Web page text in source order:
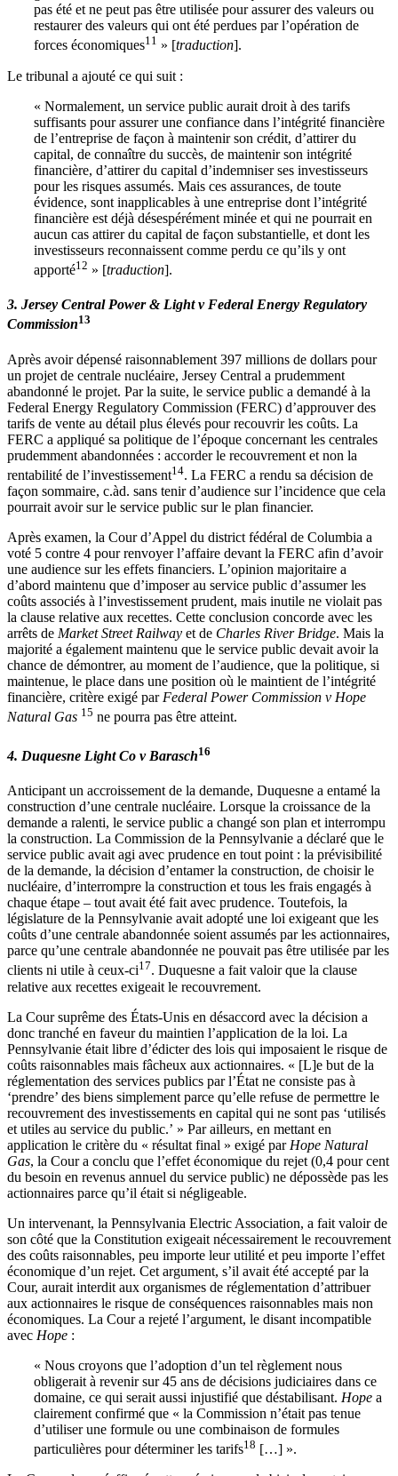
pas été et ne peut pas être utilisée pour assurer des valeurs ou
restaurer des valeurs qui ont été perdues par l’opération de
forces économiques11 » [traduction].
Le tribunal a ajouté ce qui suit :
« Normalement, un service public aurait droit à des tarifs
suffisants pour assurer une confiance dans l’intégrité financière
de l’entreprise de façon à maintenir son crédit, d’attirer du
capital, de connaître du succès, de maintenir son intégrité
financière, d’attirer du capital d’indemniser ses investisseurs
pour les risques assumés. Mais ces assurances, de toute
évidence, sont inapplicables à une entreprise dont l’intégrité
financière est déjà désespérément minée et qui ne pourrait en
aucun cas attirer du capital de façon substantielle, et dont les
investisseurs reconnaissent comme perdu ce qu’ils y ont
apporté12 » [traduction].
3. Jersey Central Power & Light v Federal Energy Regulatory
Commission13
Après avoir dépensé raisonnablement 397 millions de dollars pour
un projet de centrale nucléaire, Jersey Central a prudemment
abandonné le projet. Par la suite, le service public a demandé à la
Federal Energy Regulatory Commission (FERC) d’approuver des
tarifs de vente au détail plus élevés pour recouvrir les coûts. La
FERC a appliqué sa politique de l’époque concernant les centrales
prudemment abandonnées : accorder le recouvrement et non la
rentabilité de l’investissement14. La FERC a rendu sa décision de
façon sommaire, c.àd. sans tenir d’audience sur l’incidence que cela
pourrait avoir sur le service public sur le plan financier.
Après examen, la Cour d’Appel du district fédéral de Columbia a
voté 5 contre 4 pour renvoyer l’affaire devant la FERC afin d’avoir
une audience sur les effets financiers. L’opinion majoritaire a
d’abord maintenu que d’imposer au service public d’assumer les
coûts associés à l’investissement prudent, mais inutile ne violait pas
la clause relative aux recettes. Cette conclusion concorde avec les
arrêts de Market Street Railway et de Charles River Bridge. Mais la
majorité a également maintenu que le service public devait avoir la
chance de démontrer, au moment de l’audience, que la politique, si
maintenue, le place dans une position où le maintient de l’intégrité
financière, critère exigé par Federal Power Commission v Hope
Natural Gas 15 ne pourra pas être atteint.
4. Duquesne Light Co v Barasch16
Anticipant un accroissement de la demande, Duquesne a entamé la
construction d’une centrale nucléaire. Lorsque la croissance de la
demande a ralenti, le service public a changé son plan et interrompu
la construction. La Commission de la Pennsylvanie a déclaré que le
service public avait agi avec prudence en tout point : la prévisibilité
de la demande, la décision d’entamer la construction, de choisir le
nucléaire, d’interrompre la construction et tous les frais engagés à
chaque étape – tout avait été fait avec prudence. Toutefois, la
législature de la Pennsylvanie avait adopté une loi exigeant que les
coûts d’une centrale abandonnée soient assumés par les actionnaires,
parce qu’une centrale abandonnée ne pouvait pas être utilisée par les
clients ni utile à ceux-ci17. Duquesne a fait valoir que la clause
relative aux recettes exigeait le recouvrement.
La Cour suprême des États-Unis en désaccord avec la décision a
donc tranché en faveur du maintien l’application de la loi. La
Pennsylvanie était libre d’édicter des lois qui imposaient le risque de
coûts raisonnables mais fâcheux aux actionnaires. « [L]e but de la
réglementation des services publics par l’État ne consiste pas à
‘prendre’ des biens simplement parce qu’elle refuse de permettre le
recouvrement des investissements en capital qui ne sont pas ‘utilisés
et utiles au service du public.’ » Par ailleurs, en mettant en
application le critère du « résultat final » exigé par Hope Natural
Gas, la Cour a conclu que l’effet économique du rejet (0,4 pour cent
du besoin en revenus annuel du service public) ne dépossède pas les
actionnaires parce qu’il était si négligeable.
Un intervenant, la Pennsylvania Electric Association, a fait valoir de
son côté que la Constitution exigeait nécessairement le recouvrement
des coûts raisonnables, peu importe leur utilité et peu importe l’effet
économique d’un rejet. Cet argument, s’il avait été accepté par la
Cour, aurait interdit aux organismes de réglementation d’attribuer
aux actionnaires le risque de conséquences raisonnables mais non
économiques. La Cour a rejeté l’argument, le disant incompatible
avec Hope :
« Nous croyons que l’adoption d’un tel règlement nous
obligerait à revenir sur 45 ans de décisions judiciaires dans ce
domaine, ce qui serait aussi injustifié que déstabilisant. Hope a
clairement confirmé que « la Commission n’était pas tenue
d’utiliser une formule ou une combinaison de formules
particulières pour déterminer les tarifs18 […] ».